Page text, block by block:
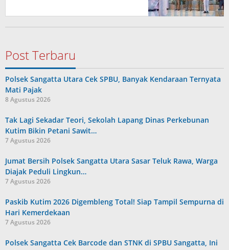
Post Terbaru
Polsek Sangatta Utara Cek SPBU, Banyak Kendaraan Ternyata
Mati Pajak
8 Agustus 2026
Tak Lagi Sekadar Teori, Sekolah Lapang Dinas Perkebunan
Kutim Bikin Petani Sawit…
7 Agustus 2026
Jumat Bersih Polsek Sangatta Utara Sasar Teluk Rawa, Warga
Diajak Peduli Lingkun…
7 Agustus 2026
Paskib Kutim 2026 Digembleng Total! Siap Tampil Sempurna di
Hari Kemerdekaan
7 Agustus 2026
Polsek Sangatta Cek Barcode dan STNK di SPBU Sangatta, Ini